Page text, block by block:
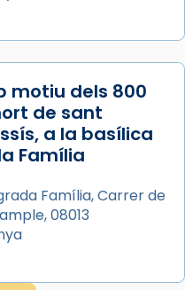
en una obra
l’antiga Iluro.
relíquies fins que
que es canta
(“Missa de
1848 per Mn.
d’òpera
privilegi
i cor, i té una
hores. Després,
al voltant
motiu dels 800
de sant
a la basílica
Família
Família, Carrer de
08013